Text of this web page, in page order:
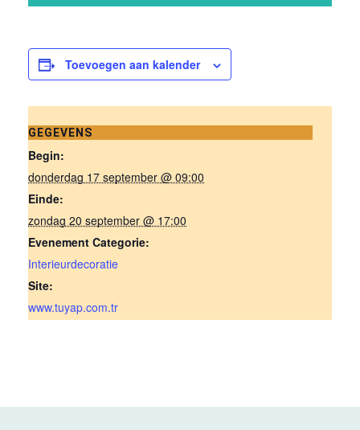
Toevoegen aan kalender
GEGEVENS
Begin:
donderdag 17 september @ 09:00
Einde:
zondag 20 september @ 17:00
Evenement Categorie:
Interieurdecoratie
Site:
www.tuyap.com.tr